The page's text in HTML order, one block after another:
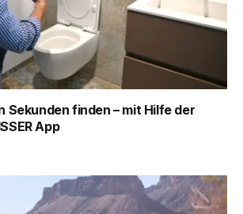
Sekunden finden – mit Hilfe der
App